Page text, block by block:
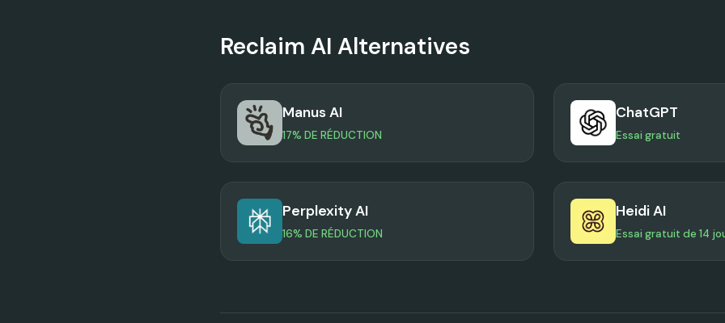
Reclaim AI Alternatives
Manus AI
17% DE RÉDUCTION
ChatGPT
Essai gratuit
Perplexity AI
16% DE RÉDUCTION
Heidi AI
Essai gratuit de 14